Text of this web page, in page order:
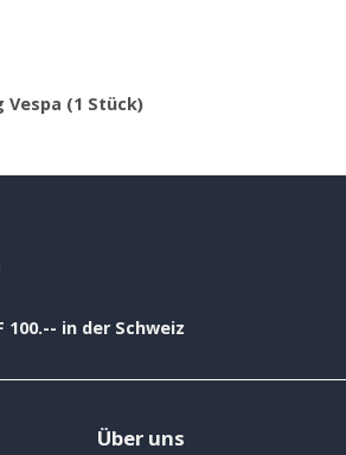
Vespa (1 Stück)
100.-- in der Schweiz
Über uns